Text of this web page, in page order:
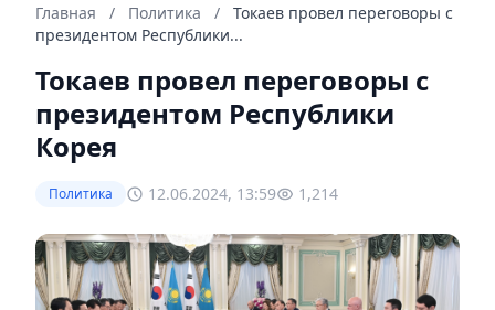
Главная / Политика /
Токаев провел переговоры с
президентом Республики...
Токаев провел переговоры с
президентом Республики
Корея
Политика 12.06.2024, 13:59 1,214